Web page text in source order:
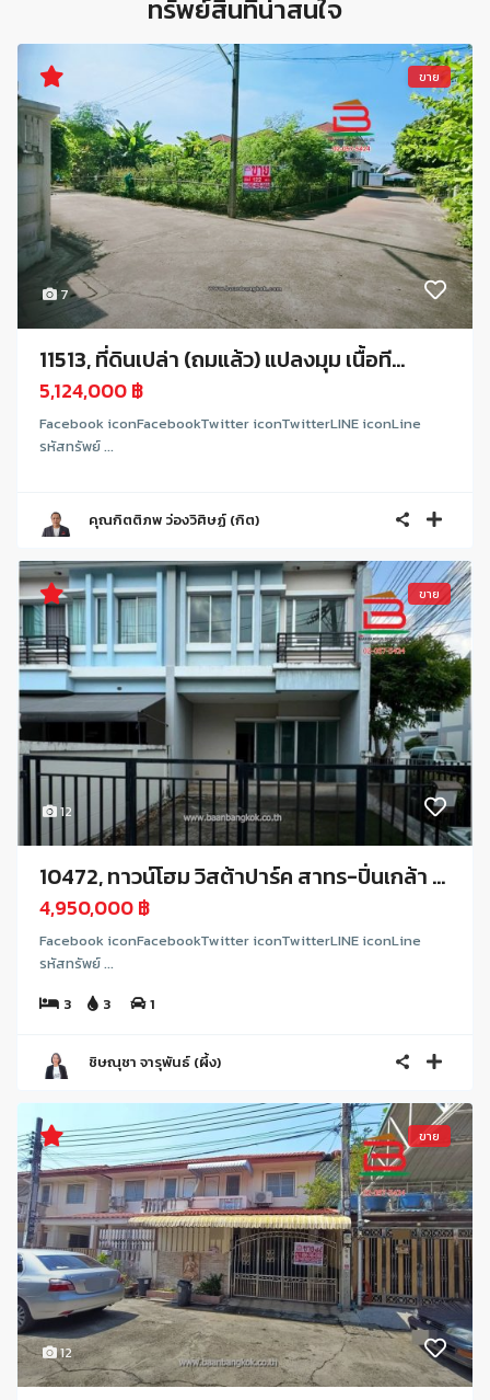
ทรัพย์สินที่น่าสนใจ
7
ขาย
11513, ที่ดินเปล่า (ถมแล้ว) แปลงมุม เนื้อที...
5,124,000 ฿
Facebook iconFacebookTwitter iconTwitterLINE iconLine
รหัสทรัพย์ ...
คุณกิตติภพ ว่องวิศิษฏ์ (กิต)
12
ขาย
10472, ทาวน์โฮม วิสต้าปาร์ค สาทร-ปิ่นเกล้า ...
4,950,000 ฿
Facebook iconFacebookTwitter iconTwitterLINE iconLine
รหัสทรัพย์ ...
3
3 1
ชิษณุชา จารุพันธ์ (ผึ้ง)
12
ขาย